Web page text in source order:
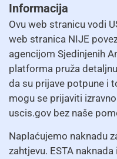
Informacija
Ovu web stranicu vodi
web stranica NIJE
agencijom Sjedinjenih
platforma pruža
da su prijave potpune i
mogu se prijaviti
uscis.gov bez naše
Naplaćujemo naknadu
zahtjevu. ESTA